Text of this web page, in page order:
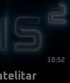
10:52